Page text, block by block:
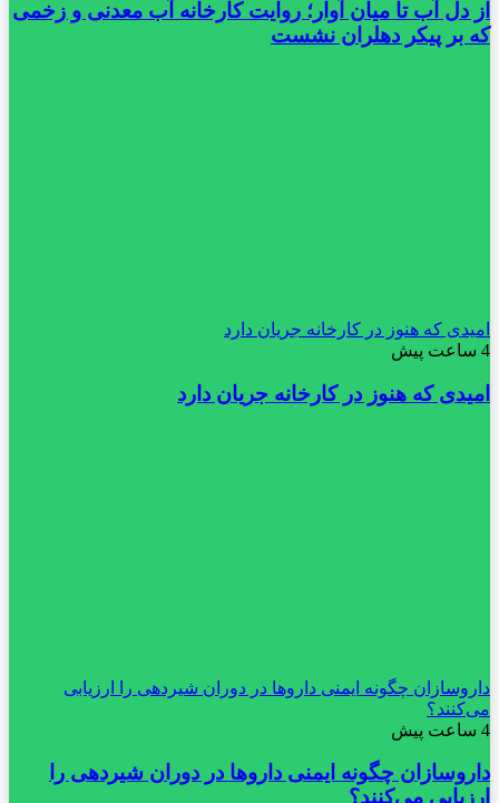
از دل آب تا میان آوار؛ روایت کارخانه آب معدنی و زخمی
که بر پیکر دهلران نشست
امیدی که هنوز در کارخانه جریان دارد
4 ساعت پیش
امیدی که هنوز در کارخانه جریان دارد
داروسازان چگونه ایمنی داروها در دوران شیردهی را ارزیابی
می‌کنند؟
4 ساعت پیش
داروسازان چگونه ایمنی داروها در دوران شیردهی را
ارزیابی می‌کنند؟